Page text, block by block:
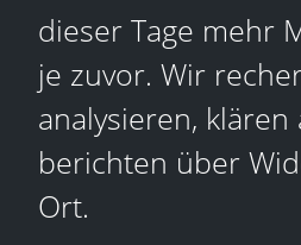
dieser Tage mehr
je zuvor. Wir
analysieren, klären
berichten über
Ort.